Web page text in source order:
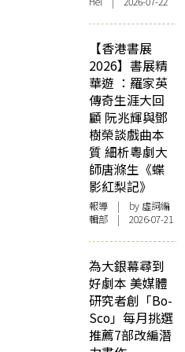
【香港書展
2026】書展精
華遊 ：羅家英
傳奇生涯大回
顧 阮兆輝與鄧
樹榮談戲曲本
質 細析粵劇大
師唐滌生《蝶
影紅梨記》
報導 | by 虛詞編
輯部 | 2026-07-21
為大銀幕尋到
好劇本 美媒體
研究者創「Bo-
Sco」每月挑選
推薦7部改編潛